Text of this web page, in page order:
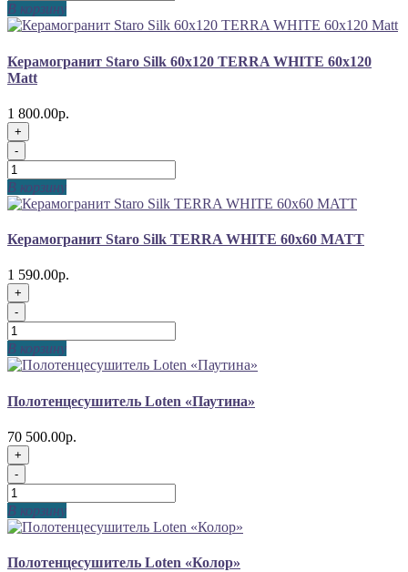
В корзину
Керамогранит Staro Silk 60x120 TERRA WHITE 60x120
Matt
1 800.00р.
+
-
В корзину
Керамогранит Staro Silk TERRA WHITE 60х60 MATT
1 590.00р.
+
-
В корзину
Полотенцесушитель Loten «Паутина»
70 500.00р.
+
-
В корзину
Полотенцесушитель Loten «Колор»